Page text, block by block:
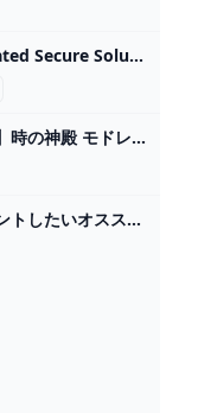
Allied Integrated Secure Solutions Pvt. Ltd – Security Service In Hyderabad
【ゼルダの伝説 ティアキン】時の神殿 モドレコ、ナチョヤハの祠 ストーリー攻略 #4【ティアーズオブザキングダム】 - YouTube
【2024年】父の日にプレゼントしたいオススメゲーム機紹介！ ゲーム・フィギュア・トレカ・古着の買取ならお宝創庫